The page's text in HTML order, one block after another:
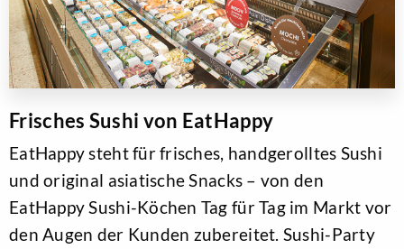
Frisches Sushi von EatHappy
EatHappy steht für frisches, handgerolltes Sushi
und original asiatische Snacks – von den
EatHappy Sushi-Köchen Tag für Tag im Markt vor
den Augen der Kunden zubereitet. Sushi-Party